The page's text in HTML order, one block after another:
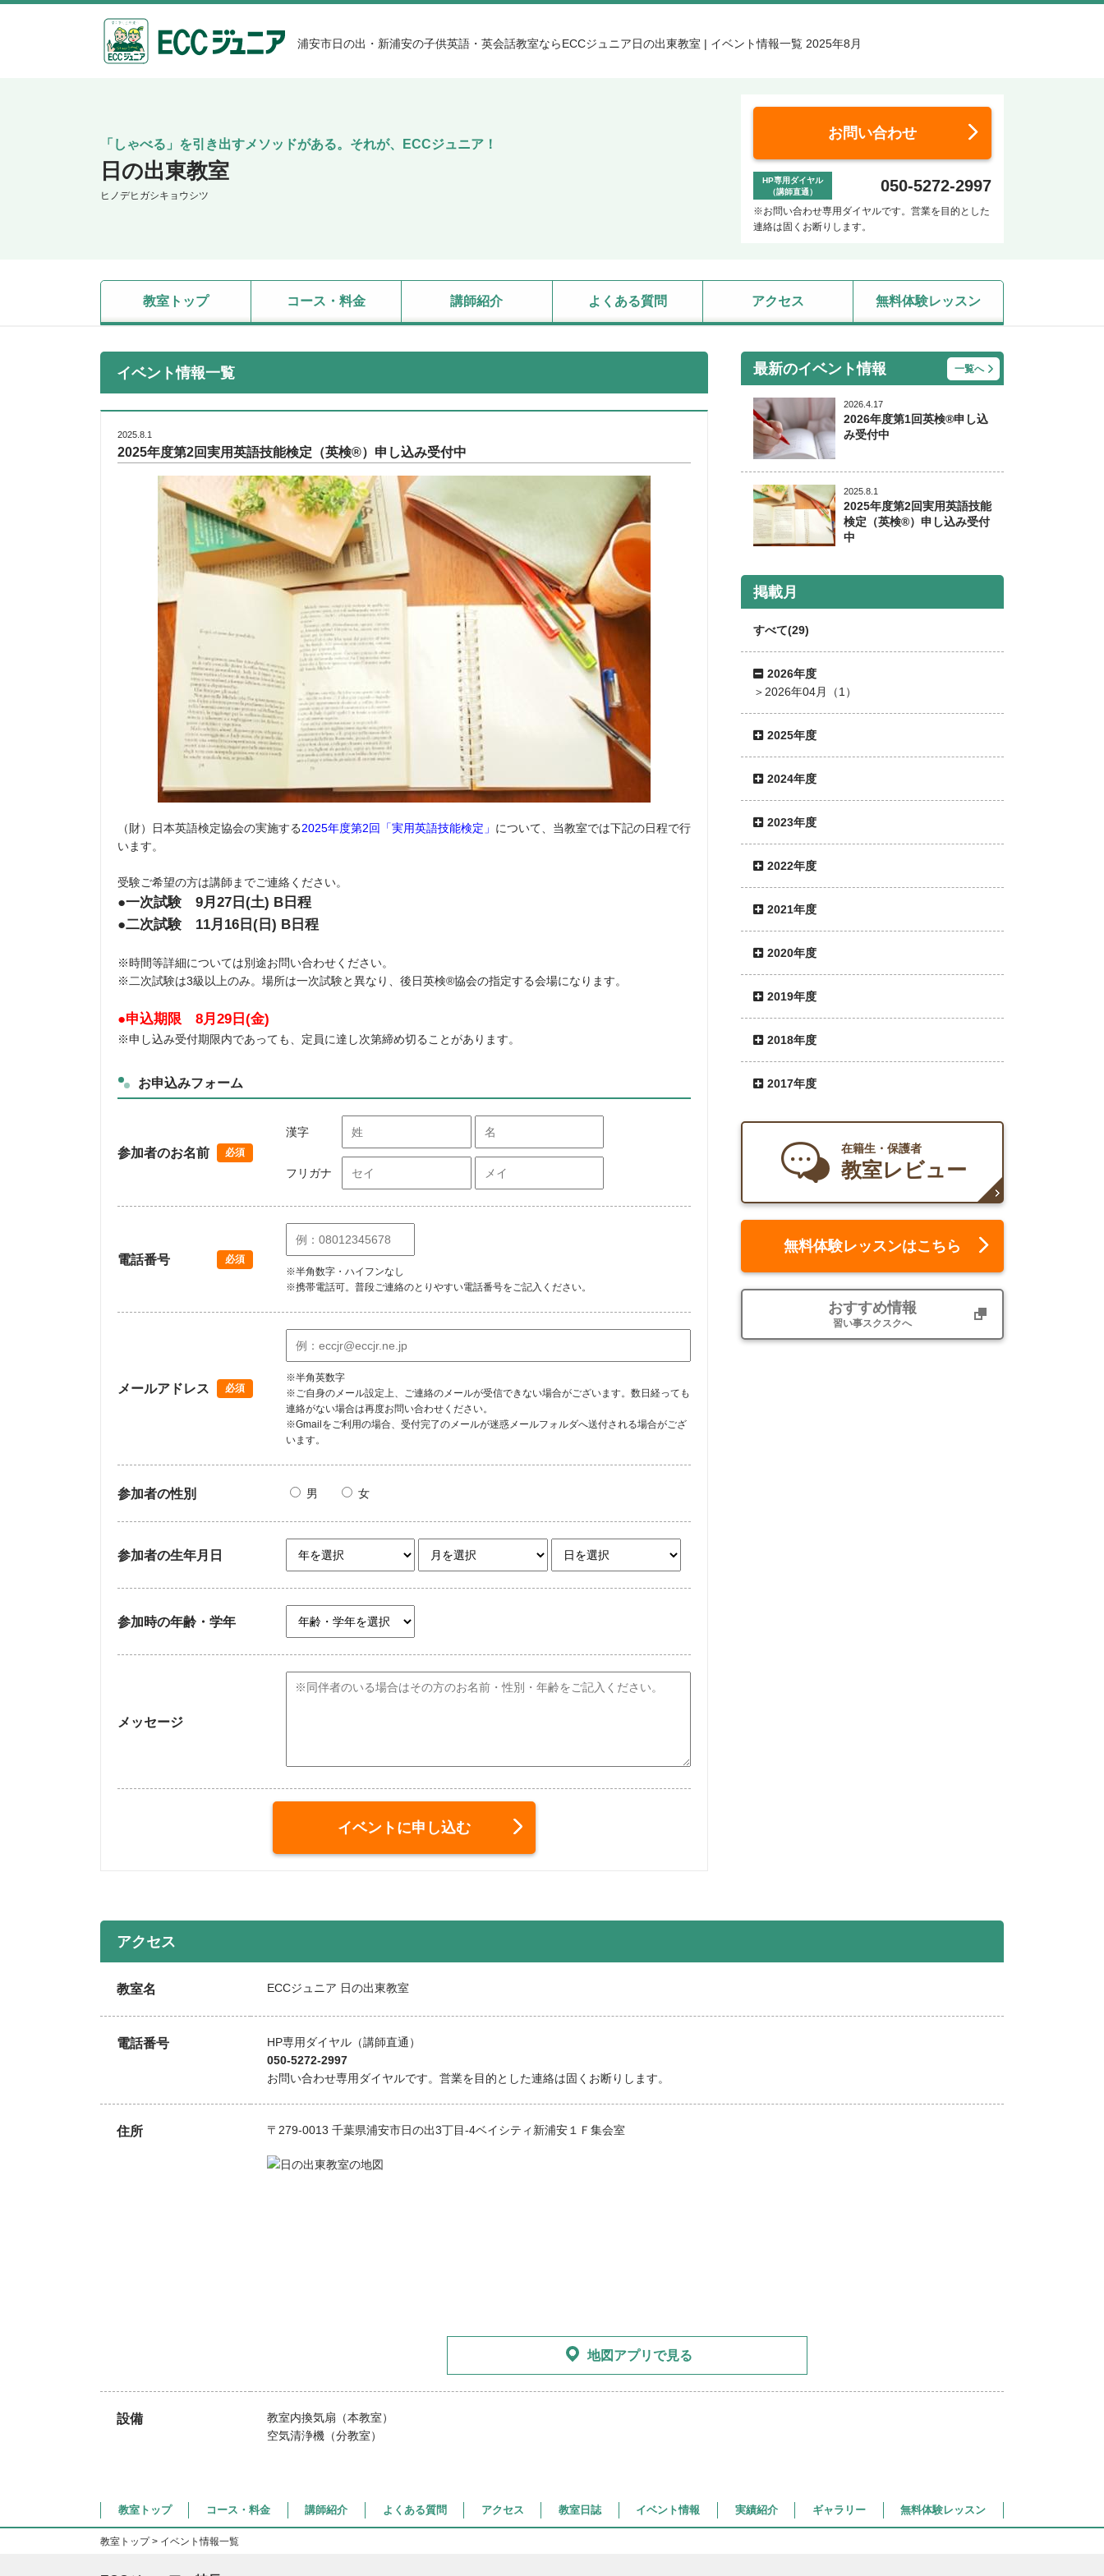
浦安市日の出・新浦安の子供英語・英会話教室ならECCジュニア日の出東教室 | イベント情報一覧 2025年8月
「しゃべる」を引き出すメソッドがある。それが、ECCジュニア！
日の出東教室
ヒノデヒガシキョウシツ
お問い合わせ
HP専用ダイヤル
（講師直通）
050-5272-2997
※お問い合わせ専用ダイヤルです。営業を目的とした
連絡は固くお断りします。
教室トップ コース・料金 講師紹介 よくある質問 アクセス 無料体験レッスン
イベント情報一覧
2025.8.1
2025年度第2回実用英語技能検定（英検®）申し込み受付中
（財）日本英語検定協会の実施する2025年度第2回「実用英語技能検定」 について、当教室では下記の日程で行
います。
受験ご希望の方は講師までご連絡ください。
●一次試験 9月27日(土) B日程
●二次試験 11月16日(日) B日程
※時間等詳細については別途お問い合わせください。
※二次試験は3級以上のみ。場所は一次試験と異なり、後日英検®協会の指定する会場になります。
●申込期限 8月29日(金)
※申し込み受付期限内であっても、定員に達し次第締め切ることがあります。
お申込みフォーム
参加者のお名前 必須
漢字
フリガナ
電話番号
必須
※半角数字・ハイフンなし
※携帯電話可。普段ご連絡のとりやすい電話番号をご記入ください。
メールアドレス 必須
※半角英数字
※ご自身のメール設定上、ご連絡のメールが受信できない場合がございます。数日経っても
連絡がない場合は再度お問い合わせください。
※Gmailをご利用の場合、受付完了のメールが迷惑メールフォルダへ送付される場合がござ
います。
参加者の性別 男 女
参加者の生年月日
参加時の年齢・学年
メッセージ
イベントに申し込む
最新のイベント情報 一覧へ
2026.4.17
2026年度第1回英検®申し込
み受付中
2025.8.1
2025年度第2回実用英語技能
検定（英検®）申し込み受付
中
掲載月
すべて(29)
2026年度
2026年04月（1）
2025年度
2024年度
2023年度
2022年度
2021年度
2020年度
2019年度
2018年度
2017年度
在籍生・保護者
教室レビュー
無料体験レッスンはこちら
おすすめ情報
習い事スクスクへ
アクセス
教室名 ECCジュニア 日の出東教室
電話番号
HP専用ダイヤル（講師直通）
050-5272-2997
お問い合わせ専用ダイヤルです。営業を目的とした連絡は固くお断りします。
住所 〒279-0013 千葉県浦安市日の出3丁目-4ベイシティ新浦安１Ｆ集会室
地図アプリで見る
設備
教室内換気扇（本教室）
空気清浄機（分教室）
教室トップ コース・料金 講師紹介 よくある質問 アクセス 教室日誌 イベント情報 実績紹介 ギャラリー 無料体験レッスン
教室トップ> イベント情報一覧